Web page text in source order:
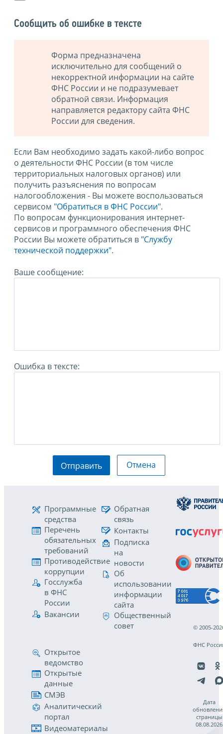
Сообщить об ошибке в тексте
Форма предназначена
исключительно для сообщений о
некорректной информации на сайте
ФНС России и не подразумевает
обратной связи. Информация
направляется редактору сайта ФНС
России для сведения.
Если Вам необходимо задать какой-либо вопрос
о деятельности ФНС России (в том числе
территориальных налоговых органов) или
получить разъяснения по вопросам
налогообложения - Вы можете воспользоваться
сервисом "Обратиться в ФНС России".
По вопросам функционирования интернет-
сервисов и программного обеспечения ФНС
России Вы можете обратиться в "Службу
технической поддержки".
Ваше сообщение:
Ошибка в тексте:
Отправить Отмена
Программные
средства
Перечень
обязательных
требований
Противодействие
коррупции
Госслужба
в ФНС
России
Вакансии
Обратная
связь
Контакты
Подписка
на
новости
Об
использовании
информации
сайта
Общественный
совет
Открытое
ведомство
Открытые
данные
СМЭВ
Аналитический
портал
Видеоматериалы
© 2005-
ФНС
Дата
страницы
08.08.2026